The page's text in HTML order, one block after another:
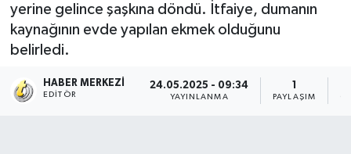
yerine gelince şaşkına döndü. İtfaiye, dumanın
kaynağının evde yapılan ekmek olduğunu
belirledi.
HABER MERKEZI
EDITÖR
24.05.2025 - 09:34
YAYINLANMA
1
PAYLAŞIM